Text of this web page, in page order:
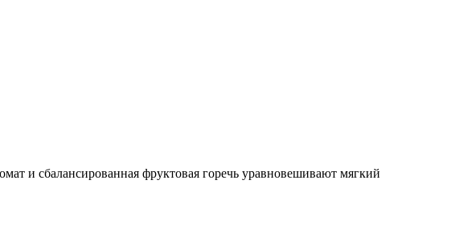
и сбалансированная фруктовая горечь уравновешивают мягкий